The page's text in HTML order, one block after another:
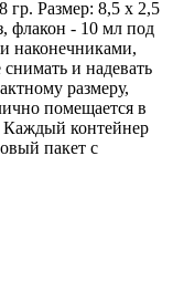
гр. Размер: 8,5 х 2,5
флакон - 10 мл под
наконечниками,
и надевать
размеру,
помещается в
Каждый контейнер
пакет с